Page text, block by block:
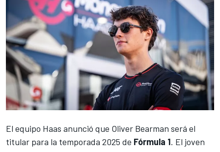
El equipo Haas anunció que Oliver Bearman será el
titular para la temporada 2025 de Fórmula 1. El joven